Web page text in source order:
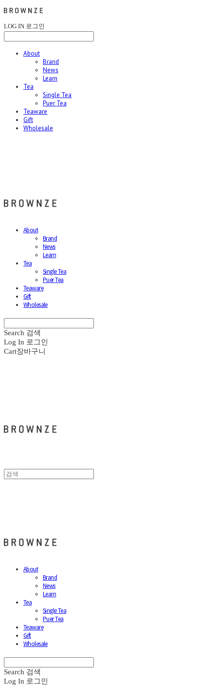
LOG IN 로그인
About
Brand
News
Learn
Tea
Single Tea
Puer Tea
Teaware
Gift
Wholesale
About
Brand
News
Learn
Tea
Single Tea
Puer Tea
Teaware
Gift
Wholesale
Search 검색
Log In 로그인
Cart장바구니
About
Brand
News
Learn
Tea
Single Tea
Puer Tea
Teaware
Gift
Wholesale
Search 검색
Log In 로그인